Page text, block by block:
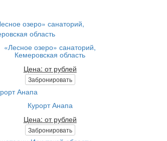
«Лесное озеро» санаторий,
Кемеровская область
Цена: от рублей
Забронировать
Курорт Анапа
Цена: от рублей
Забронировать